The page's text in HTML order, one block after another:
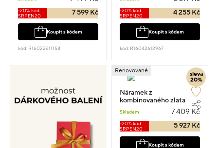
-20% kód:
SRPEN20
7 599 Kč
Koupit s kódem
kód: R16022611158
-20% kód:
SRPEN20
4 255 Kč
Koupit s kódem
kód: R16042612967
sleva
20%
Renovované
Náramek z
kombinovaného zlata
anker nekonečno kulička
2g vel.22
Skladem 7 409 Kč
-20% kód:
SRPEN20
5 927 Kč
Koupit s kódem